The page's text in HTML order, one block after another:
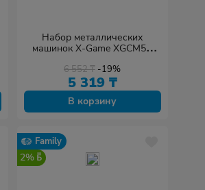
Набор металлических
машинок X-Game XGCM5C
6 552₸ -19%
5 319 ₸
В корзину
Family
2%